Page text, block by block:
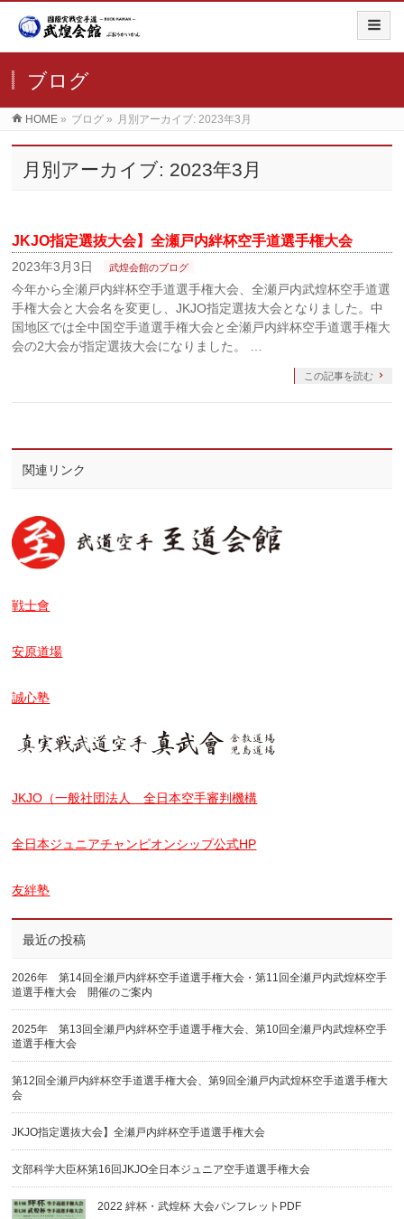
ブログ
HOME » ブログ » 月別アーカイブ: 2023年3月
月別アーカイブ: 2023年3月
JKJO指定選抜大会】全瀬戸内絆杯空手道選手権大会
2023年3月3日 武煌会館のブログ
今年から全瀬戸内絆杯空手道選手権大会、全瀬戸内武煌杯空手道選
手権大会と大会名を変更し、JKJO指定選抜大会となりました。中
国地区では全中国空手道選手権大会と全瀬戸内絆杯空手道選手権大
会の2大会が指定選抜大会になりました。 …
この記事を読む
関連リンク
戦士會
安原道場
誠心塾
JKJO（一般社団法人 全日本空手審判機構
全日本ジュニアチャンピオンシップ公式HP
友絆塾
最近の投稿
2026年 第14回全瀬戸内絆杯空手道選手権大会・第11回全瀬戸内武煌杯空手
道選手権大会 開催のご案内
2025年 第13回全瀬戸内絆杯空手道選手権大会、第10回全瀬戸内武煌杯空手
道選手権大会
第12回全瀬戸内絆杯空手道選手権大会、第9回全瀬戸内武煌杯空手道選手権大
会
JKJO指定選抜大会】全瀬戸内絆杯空手道選手権大会
文部科学大臣杯第16回JKJO全日本ジュニア空手道選手権大会
2022 絆杯・武煌杯 大会パンフレットPDF